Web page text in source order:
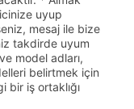
uyup
mesaj ile bize
takdirde uyum
model adları,
belirtmek için
bir iş ortaklığı